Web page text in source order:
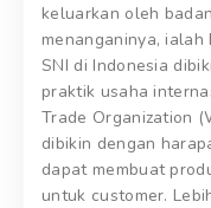
keluarkan oleh
menanganinya, ialah
SNI di Indonesia
praktik usaha
Trade Organization
dibikin dengan
dapat membuat
untuk customer.